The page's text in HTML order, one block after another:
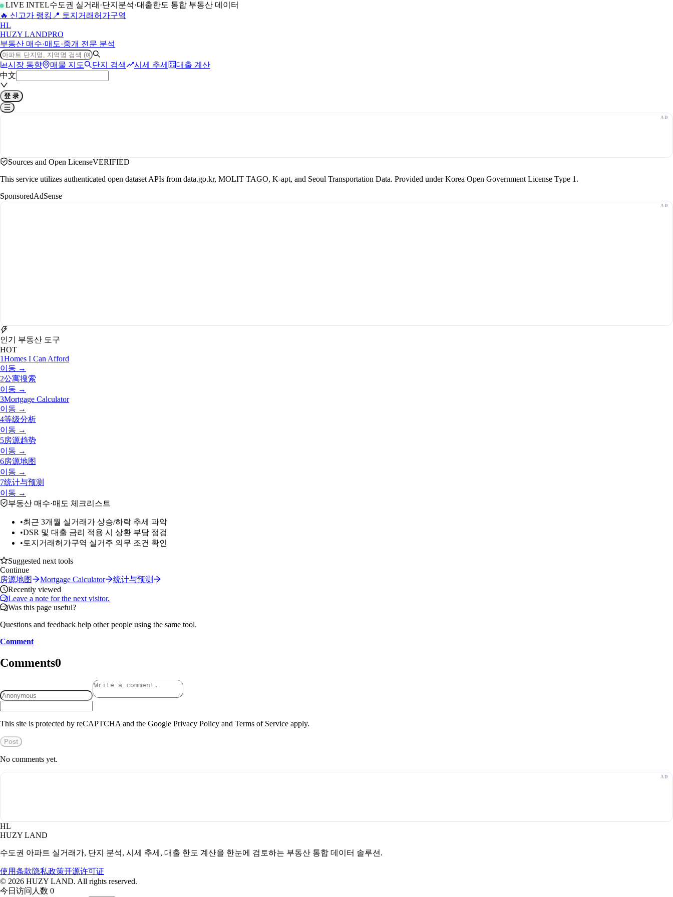
LIVE INTEL수도권 실거래·단지분석·대출한도 통합 부동산 데이터
🔥 신고가 랭킹 📍 토지거래허가구역
HL
HUZY LANDPRO
부동산 매수·매도·중개 전문 분석
시장 동향 매물 지도 단지 검색 시세 추세
대출 계산
中文
登 录
Sources and Open LicenseVERIFIED
This service utilizes authenticated open dataset APIs from data.go.kr, MOLIT TAGO, K-apt, and Seoul Transportation Data. Provided under Korea Open Government License Type 1.
SponsoredAdSense
인기 부동산 도구
HOT
1Homes I Can Afford
이동 →
2公寓搜索
이동 →
3Mortgage Calculator
이동 →
4等级分析
이동 →
5房源趋势
이동 →
6房源地图
이동 →
7统计与预测
이동 →
부동산 매수·매도 체크리스트
•최근 3개월 실거래가 상승/하락 추세 파악
•DSR 및 대출 금리 적용 시 상환 부담 점검
• 토지거래허가구역 실거주 의무 조건 확인
Suggested next tools
Continue
房源地图
Mortgage Calculator
统计与预测
Recently viewed
Leave a note for the next visitor.
Was this page useful?
Questions and feedback help other people using the same tool.
Comment
Comments0
This site is protected by reCAPTCHA and the Google Privacy Policy and Terms of Service apply.
Post
No comments yet.
HL
HUZY LAND
수도권 아파트 실거래가, 단지 분석, 시세 추세, 대출 한도 계산을 한눈에 검토하는 부동산 통합 데이터 솔루션.
使用条款隐私政策开源许可证
© 2026 HUZY LAND. All rights reserved.
今日访问人数 0